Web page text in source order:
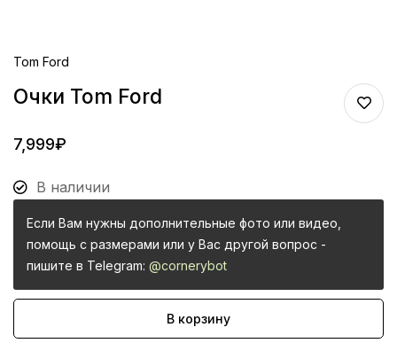
Tom Ford
Очки Tom Ford
7,999₽
В наличии
Если Вам нужны дополнительные фото или видео,
помощь с размерами или у Вас другой вопрос -
пишите в Telegram: @cornerybot
В корзину